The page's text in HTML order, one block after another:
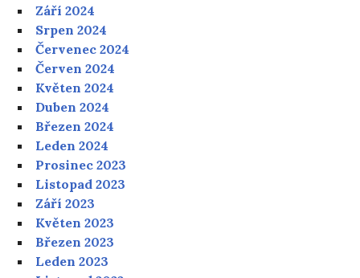
Září 2024
Srpen 2024
Červenec 2024
Červen 2024
Květen 2024
Duben 2024
Březen 2024
Leden 2024
Prosinec 2023
Listopad 2023
Září 2023
Květen 2023
Březen 2023
Leden 2023